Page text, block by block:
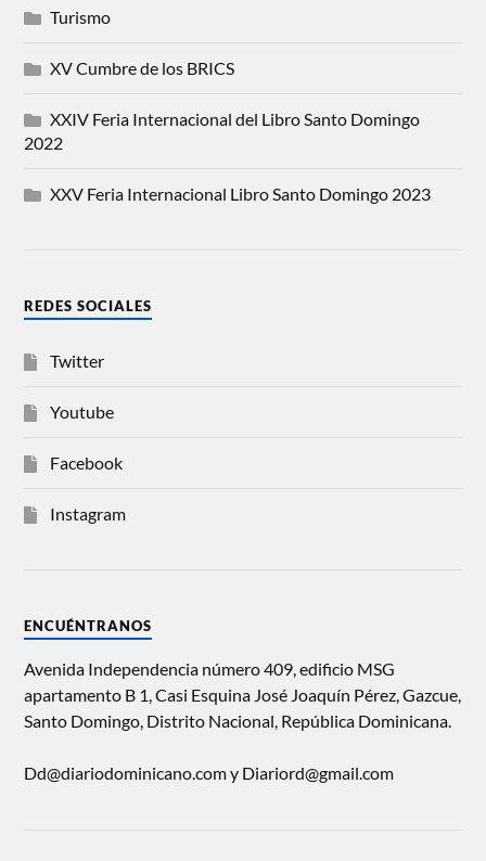
Turismo
XV Cumbre de los BRICS
XXIV Feria Internacional del Libro Santo Domingo
2022
XXV Feria Internacional Libro Santo Domingo 2023
REDES SOCIALES
Twitter
Youtube
Facebook
Instagram
ENCUÉNTRANOS
Avenida Independencia número 409, edificio MSG
apartamento B 1, Casi Esquina José Joaquín Pérez, Gazcue,
Santo Domingo, Distrito Nacional, República Dominicana.
Dd@diariodominicano.com y Diariord@gmail.com